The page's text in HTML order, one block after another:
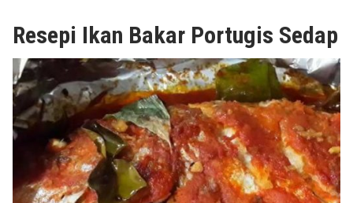
Resepi Ikan Bakar Portugis Sedap